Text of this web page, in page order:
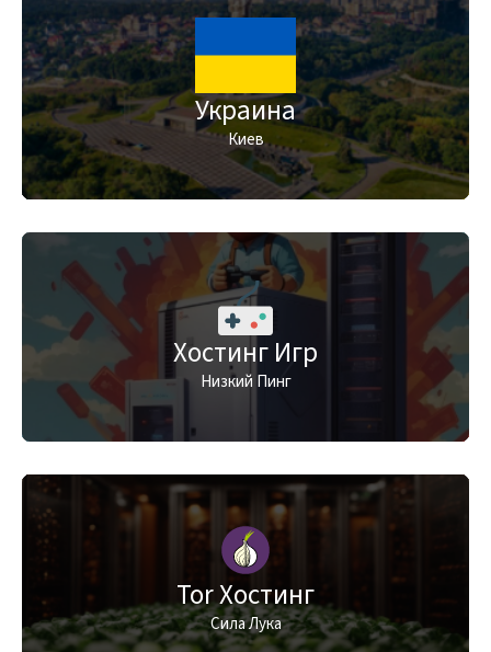
Украина
Киев
Хостинг Игр
Низкий Пинг
Tor Хостинг
Сила Лука